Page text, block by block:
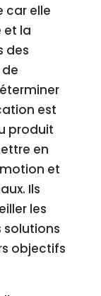
car elle
et la
des
est
produit
en
et
Ils
les
solutions
objectifs